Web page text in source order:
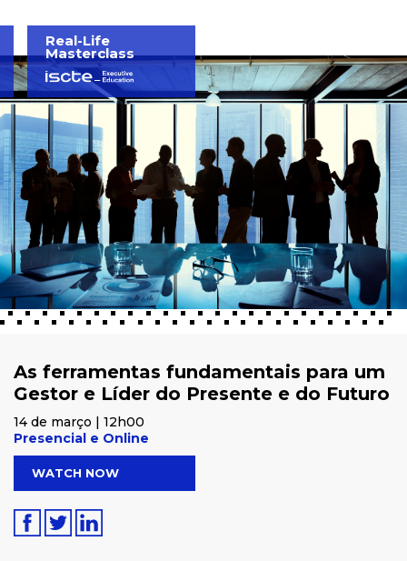
Real-Life
Masterclass
As ferramentas fundamentais para um
Gestor e Líder do Presente e do Futuro
14 de março | 12h00
Presencial e Online
WATCH NOW